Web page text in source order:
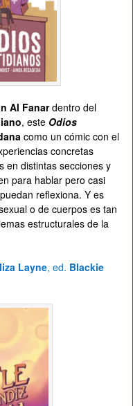
Al Fanardentro del
, este Odios
como un cómic con el
concretas
en distintas secciones y
para hablar pero casi
reflexiona. Y es
o de cuerpos es tan
estructurales de la
Layne, ed. Blackie